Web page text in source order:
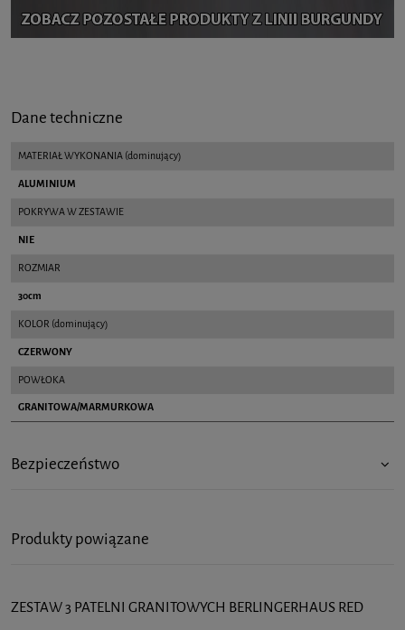
Dane techniczne
MATERIAŁ WYKONANIA (dominujący)
ALUMINIUM
POKRYWA W ZESTAWIE
NIE
ROZMIAR
30cm
KOLOR (dominujący)
CZERWONY
POWŁOKA
GRANITOWA/MARMURKOWA
Bezpieczeństwo
Produkty powiązane
ZESTAW 3 PATELNI GRANITOWYCH BERLINGERHAUS RED